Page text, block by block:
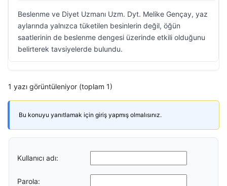
Beslenme ve Diyet Uzmanı Uzm. Dyt. Melike Gençay, yaz
aylarında yalnızca tüketilen besinlerin değil, öğün
saatlerinin de beslenme dengesi üzerinde etkili olduğunu
belirterek tavsiyelerde bulundu.
1 yazı görüntüleniyor (toplam 1)
Bu konuyu yanıtlamak için giriş yapmış olmalısınız.
Kullanıcı adı:
Parola: